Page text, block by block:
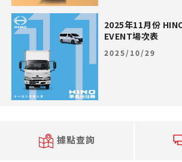
2025年11月份
EVENT場次表
2025/10/29
據點查詢